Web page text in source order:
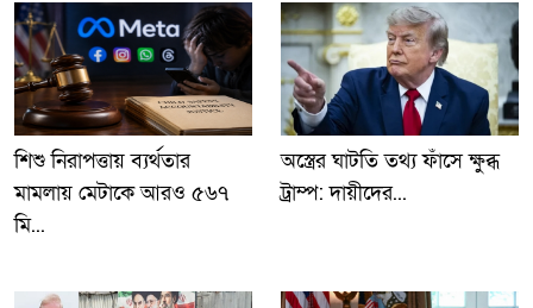
শিশু নিরাপত্তায় ব্যর্থতার
মামলায় মেটাকে আরও ৫৬৭
মি...
অস্ত্রের ঘাটতি তথ্য ফাঁসে ক্ষুব্ধ
ট্রাম্প: দায়ীদের...